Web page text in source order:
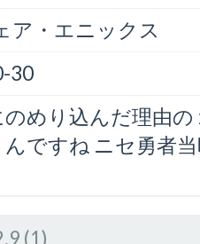
ア・エニックス
30
めり込んだ理由
んですね ニセ勇者
(1)